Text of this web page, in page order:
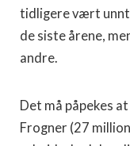
tidligere vært
de siste årene,
andre.
Det må påpekes
Frogner (27